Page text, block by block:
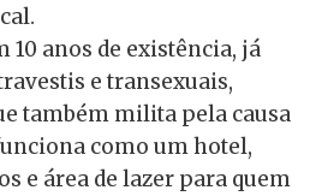
10 anos de existência, já
e transexuais,
também milita pela causa
como um hotel,
e área de lazer para quem